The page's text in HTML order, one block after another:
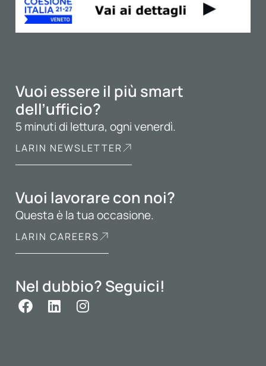
Vuoi essere il più smart
dell’ufficio?
5 minuti di lettura, ogni venerdì.
LARIN NEWSLETTER
Vuoi lavorare con noi?
Questa è la tua occasione.
LARIN CAREERS
Nel dubbio? Seguici!